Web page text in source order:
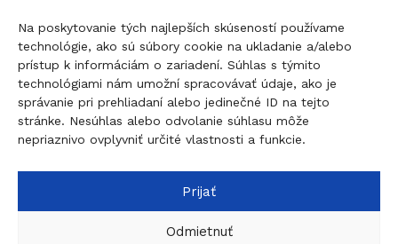
Na poskytovanie tých najlepších skúseností používame
technológie, ako sú súbory cookie na ukladanie a/alebo
prístup k informáciám o zariadení. Súhlas s týmito
technológiami nám umožní spracovávať údaje, ako je
správanie pri prehliadaní alebo jedinečné ID na tejto
stránke. Nesúhlas alebo odvolanie súhlasu môže
nepriaznivo ovplyvniť určité vlastnosti a funkcie.
Prijať
Odmietnuť
Kľúčová služba Komárno
Palatínova 20, 945 01 Komárno
0907 737 756 - Non Stop
0911 015 055 - 9:00-17:00
komarno@figolock.sk
Táto stránka je chránená systémom reCAPTCHA a
Pravidlá ochrany osobných údajov